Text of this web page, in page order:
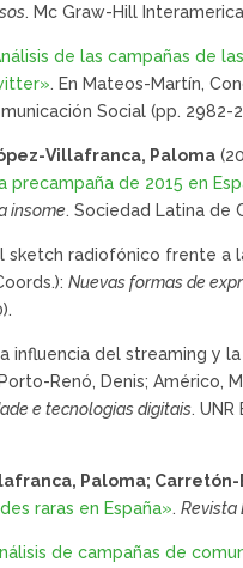
. Mc Graw-Hill
de las campañas de
. En Mateos-Martín,
Social (pp. 2982-
Villafranca, Paloma
de 2015 en
insome. Sociedad Latina de
sketch radiofónico frente a
Nuevas formas de
influencia del streaming y
Renó, Denis; Américo,
e tecnologias digitais.
Paloma;
raras en España».Revista
de campañas de